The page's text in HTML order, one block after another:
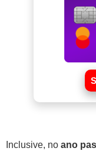
Inclusive, no ano